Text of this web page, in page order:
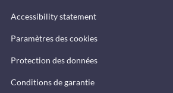
Accessibility statement
Paramètres des cookies
Protection des données
Conditions de garantie